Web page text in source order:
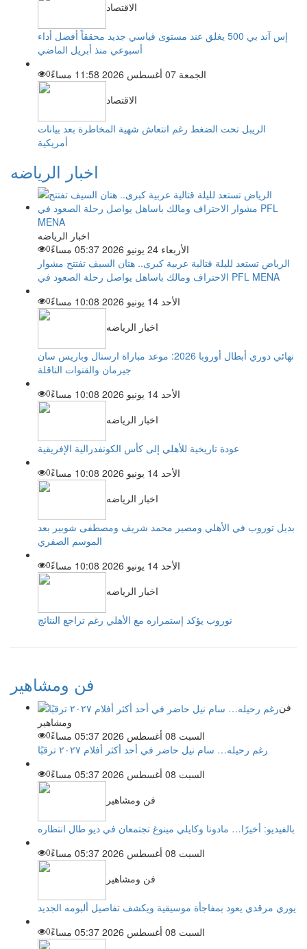
الاقتصاد
إس آند بي 500 يغلق عند مستوى قياسي جديد محققاً أفضل أداء
أسبوعي منذ أبريل الماضي
الجمعة 07 أغسطس 2026 11:58 مساءً
0
الاقتصاد
الريبل تحت الضغط رغم انتعاش شهية المخاطرة بعد بيانات
أمريكية
اخبار الرياضه
اخبار الرياضه
الأربعاء 24 يونيو 2026 05:37 مساءً
0
الرياض تستعد لليلة قتالية عربية كبرى.. هتان السيف تفتتح مشوار
الاحتراف ومالك باساهل يواصل رحلة الصعود في PFL MENA
الأحد 14 يونيو 2026 10:08 مساءً
0
اخبار الرياضه
نهائي دوري أبطال أوروبا 2026: موعد مباراة ارسنال وباريس سان
جيرمان والقنوات الناقلة
الأحد 14 يونيو 2026 10:08 مساءً
0
اخبار الرياضه
عودة تاريخية للأهلي إلى كأس الكونفدرالية الإفريقية
الأحد 14 يونيو 2026 10:08 مساءً
0
اخبار الرياضه
بديل توروب في الأهلي ومصير محمد شريف ومصطفى شوبير بعد
الموسم الصفري
الأحد 14 يونيو 2026 10:08 مساءً
0
اخبار الرياضه
توروب يؤكد إستمراره مع الأهلي رغم تراجع النتائج
فن ومشاهير
فن
ومشاهير
السبت 08 أغسطس 2026 05:37 مساءً
0
رغم رحيله… سام نيل حاضر في أحد أكثر أفلام ٢٠٢٧ ترقبًا
السبت 08 أغسطس 2026 05:37 مساءً
0
فن ومشاهير
بالفيديو: أخيرًا… مادونا وكايلي مينوغ تجتمعان في ديو طال انتظاره
السبت 08 أغسطس 2026 05:37 مساءً
0
فن ومشاهير
يوري مرقدي يعود بمفاجأة موسيقية ويكشف تفاصيل ألبومه الجديد
السبت 08 أغسطس 2026 05:37 مساءً
0